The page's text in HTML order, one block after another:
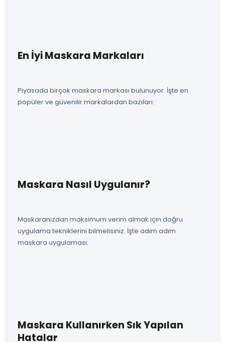
En İyi Maskara Markaları
Piyasada birçok maskara markası bulunuyor. İşte en
popüler ve güvenilir markalardan bazıları:
Maskara Nasıl Uygulanır?
Maskaranızdan maksimum verim almak için doğru
uygulama tekniklerini bilmelisiniz. İşte adım adım
maskara uygulaması:
Maskara Kullanırken Sık Yapılan
Hatalar